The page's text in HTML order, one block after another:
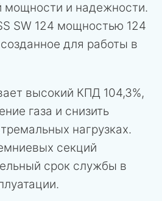
мощности и надежности.
SW 124 мощностью 124
для работы в
высокий КПД 104,3%,
газа и снизить
нагрузках.
секций
срок службы в